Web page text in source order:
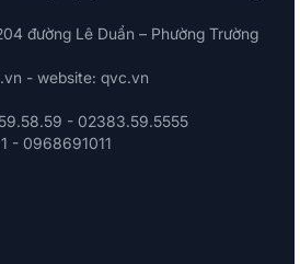
đường Lê Duẩn – Phường Trường
- website: qvc.vn
- 02383.59.5555
- 0968691011